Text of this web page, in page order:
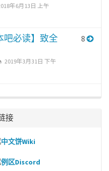
年6月13日 上午
吧必读】致全
2019年3月31日 下午
8
接